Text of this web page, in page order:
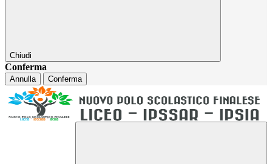
Chiudi
Conferma
Annulla Conferma